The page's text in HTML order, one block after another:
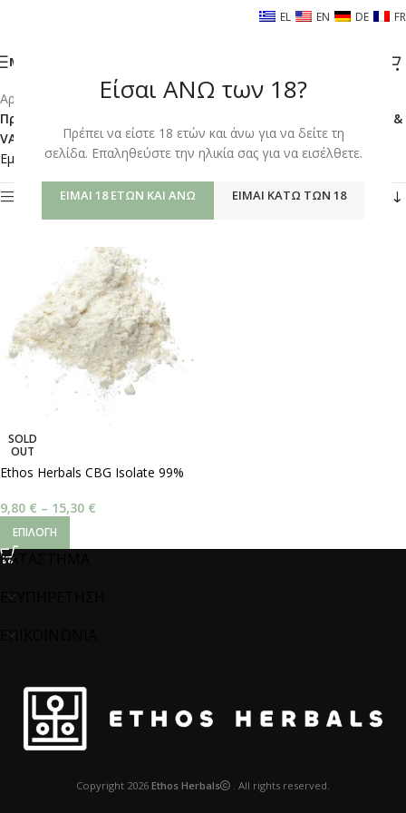
Είσαι ΑΝΩ των 18?
Πρέπει να είστε 18 ετών και άνω για να δείτε τη
σελίδα. Επαληθεύστε την ηλικία σας για να εισέλθετε.
ΕΊΜΑΙ 18 ΕΤΏΝ ΚΑΙ ΆΝΩ ΕΊΜΑΙ ΚΆΤΩ ΤΩΝ 18
EL EN DE FR
ΜΕΝΟΎ
Αρχική σελίδα Shop/
Προϊόντα με ετικέτα “CANNABIS ISOLATES – DAYTIME SMOKE &
VAPE”
Εμφάνιση του μοναδικού αποτελέσματος
Φίλτρα
SOLD
OUT
Ethos Herbals CBG Isolate 99%
9,80 € – 15,30 €
ΕΠΙΛΟΓΉ
ΚΑΤΑΣΤΗΜΑ
ΕΞΥΠΗΡΕΤΗΣΗ
ΕΠΙΚΟΙΝΩΝΙΑ
Copyright 2026 Ethos Herbals . All rights reserved.